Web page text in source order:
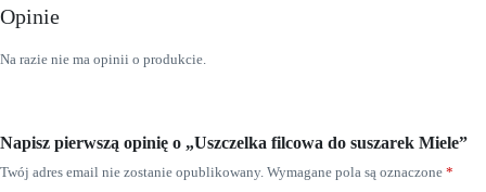
Opinie
Na razie nie ma opinii o produkcie.
Napisz pierwszą opinię o „Uszczelka filcowa do suszarek Miele”
Twój adres email nie zostanie opublikowany. Wymagane pola są oznaczone *